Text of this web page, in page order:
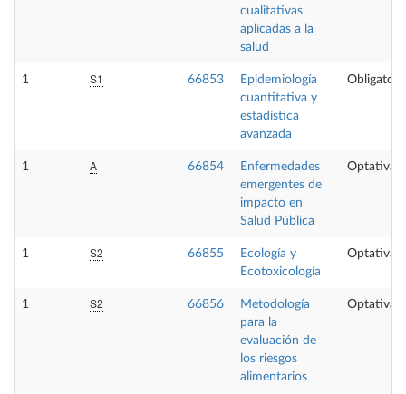
cualitativas
aplicadas a la
salud
1 S1 66853
Epidemiología
cuantitativa y
estadística
avanzada
1 A 66854
Enfermedades
emergentes de
impacto en
Salud Pública
Optativa
1 S2 66855
Ecología y
Ecotoxicología
Optativa
1 S2 66856
Metodología
para la
evaluación de
los riesgos
alimentarios
Optativa